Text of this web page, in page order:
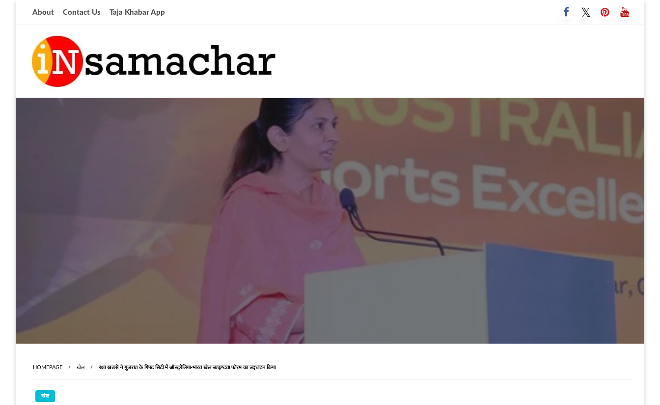
About Contact Us Taja Khabar App
आज की ताजा खबर
HOMEPAGE खेल रक्षा खडसे ने गुजरात के गिफ्ट सिटी में ऑस्ट्रेलिया-भारत खेल उत्कृष्टता फोरम का उद्घाटन किया
खेल